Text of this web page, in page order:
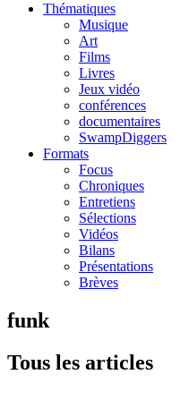
Thématiques
Musique
Art
Films
Livres
Jeux vidéo
conférences
documentaires
SwampDiggers
Formats
Focus
Chroniques
Entretiens
Sélections
Vidéos
Bilans
Présentations
Brèves
funk
Tous les articles